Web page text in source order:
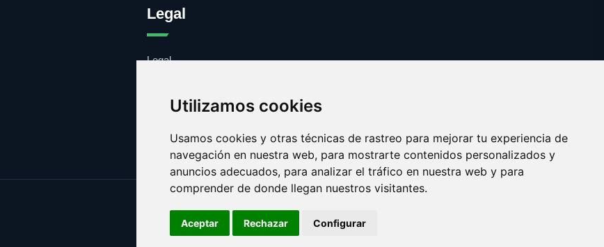
Utilizamos cookies
Usamos cookies y otras técnicas de rastreo para mejorar tu experiencia de
navegación en nuestra web, para mostrarte contenidos personalizados y
anuncios adecuados, para analizar el tráfico en nuestra web y para
comprender de donde llegan nuestros visitantes.
Aceptar Rechazar Configurar
Legal
Legal
Contacto